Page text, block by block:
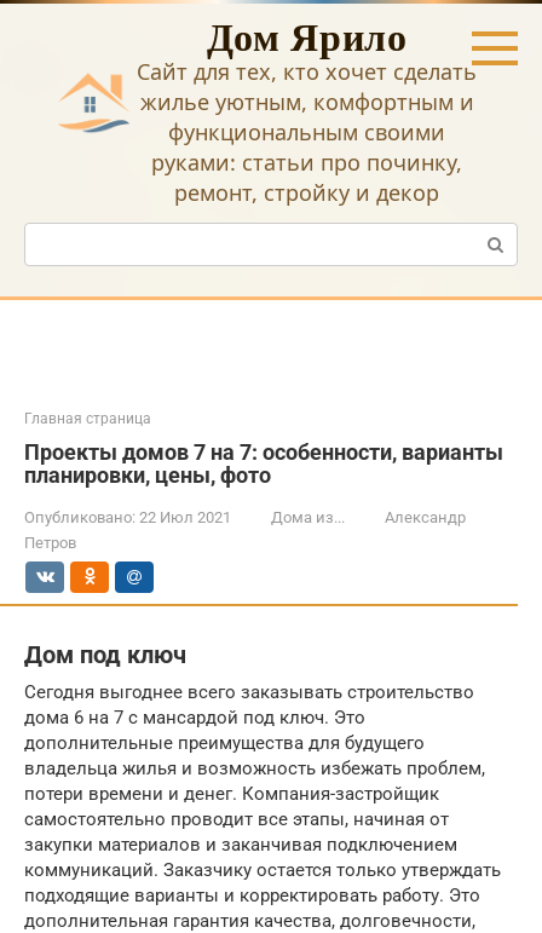
Перейти
Дом Ярило
Сайт для тех, кто хочет сделать
жилье уютным, комфортным и
функциональным своими
руками: статьи про починку,
ремонт, стройку и декор
Поиск:
Главная страница
Проекты домов 7 на 7: особенности, варианты
планировки, цены, фото
Опубликовано: 22 Июл 2021 Дома из...
Александр
Петров
Дом под ключ
Сегодня выгоднее всего заказывать строительство
дома 6 на 7 с мансардой под ключ. Это
дополнительные преимущества для будущего
владельца жилья и возможность избежать проблем,
потери времени и денег. Компания-застройщик
самостоятельно проводит все этапы, начиная от
закупки материалов и заканчивая подключением
коммуникаций. Заказчику остается только утверждать
подходящие варианты и корректировать работу. Это
дополнительная гарантия качества, долговечности,